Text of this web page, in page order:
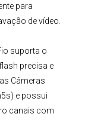
para
de vídeo.
suporta o
precisa e
Câmeras
s) e possui
canais com